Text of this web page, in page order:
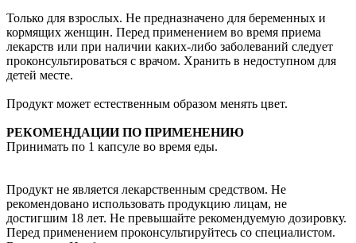
Только для взрослых. Не предназначено для беременных и
кормящих женщин. Перед применением во время приема
лекарств или при наличии каких-либо заболеваний следует
проконсультироваться с врачом. Хранить в недоступном для
детей месте.
Продукт может естественным образом менять цвет.
РЕКОМЕНДАЦИИ ПО ПРИМЕНЕНИЮ
Принимать по 1 капсуле во время еды.
Продукт не является лекарственным средством. Не
рекомендовано использовать продукцию лицам, не
достигшим 18 лет. Не превышайте рекомендуемую дозировку.
Перед применением проконсультируйтесь со специалистом.